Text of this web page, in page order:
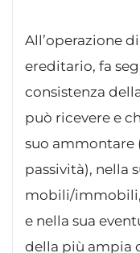
All’operazione
ereditario, fa
consistenza
può ricevere e
suo ammontare
passività), nella
mobili/
e nella sua
della più ampia